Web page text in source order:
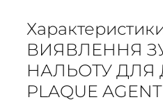
ВИЯВЛЕННЯ
НАЛЬОТУ ДЛЯ
PLAQUE AGENT